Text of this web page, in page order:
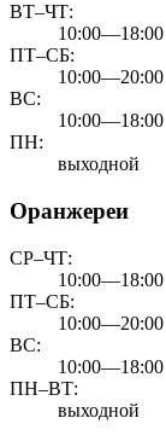
ВТ–ЧТ:
10:00—18:00
ПТ–СБ:
10:00—20:00
ВС:
10:00—18:00
ПН:
выходной
Оранжереи
СР–ЧТ:
10:00—18:00
ПТ–СБ:
10:00—20:00
ВС:
10:00—18:00
ПН–ВТ:
выходной